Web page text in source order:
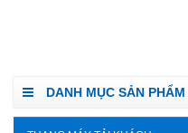
DANH MỤC SẢN PHẨM